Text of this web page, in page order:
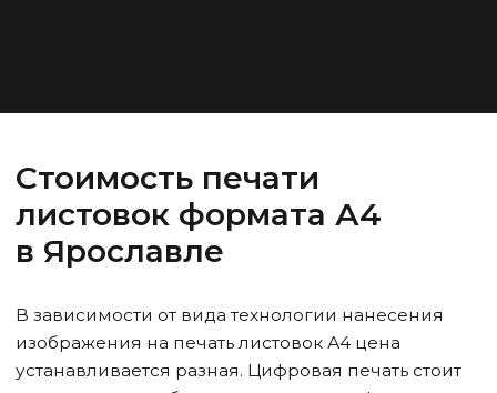
Стоимость печати
листовок формата А4
в Ярославле
В зависимости от вида технологии нанесения
изображения на печать листовок А4 цена
устанавливается разная. Цифровая печать стоит